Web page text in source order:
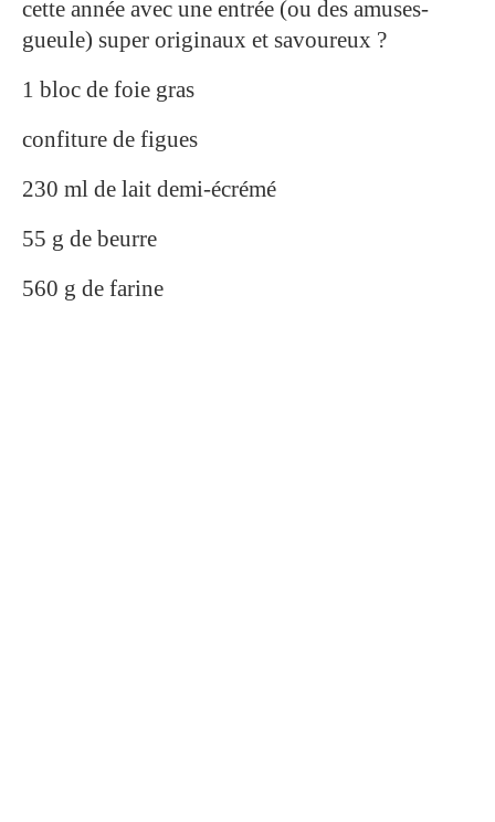
cette année avec une entrée (ou des amuses-
gueule) super originaux et savoureux ?
1 bloc de foie gras
confiture de figues
230 ml de lait demi-écrémé
55 g de beurre
560 g de farine